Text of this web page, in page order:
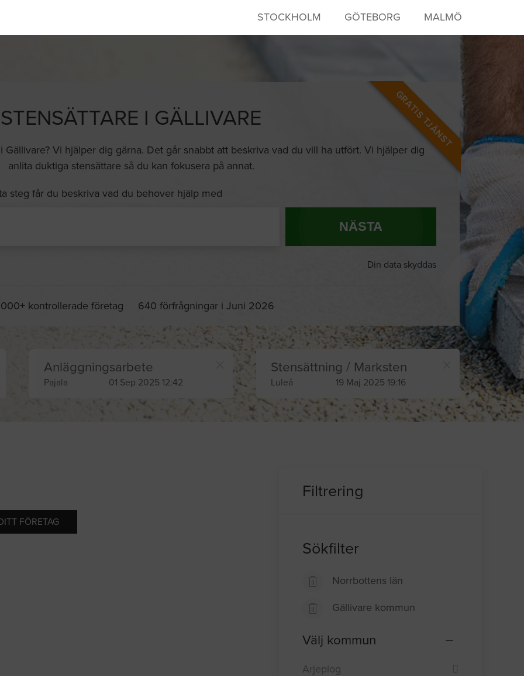
STOCKHOLM GÖTEBORG MALMÖ
GRATIS TJÄNST
STENSÄTTARE I GÄLLIVARE
Vi hjälper dig gärna. Det går snabbt att beskriva vad du vill ha utfört. Vi hjälper dig
anlita duktiga stensättare så du kan fokusera på annat.
steg får du beskriva vad du behover hjälp med
NÄSTA
Din data skyddas
kontrollerade företag 640 förfrågningar i Juni 2026
Anläggningsarbete
Pajala 01 Sep 2025 12:42
Stensättning / Marksten
Luleå 19 Maj 2025 19:16
FÖRETAG
Filtrering
Sökfilter
Norrbottens län
Gällivare kommun
Välj kommun
Arjeplog